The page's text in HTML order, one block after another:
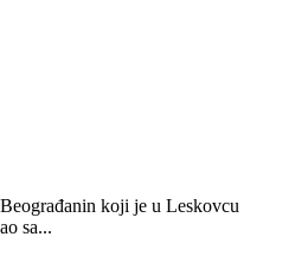
koji je u Leskovcu
sa...